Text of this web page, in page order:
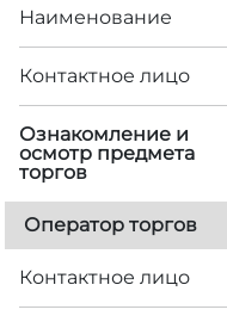
Наименование
Контактное лицо
Ознакомление и
осмотр предмета
торгов
Оператор торгов
Контактное лицо